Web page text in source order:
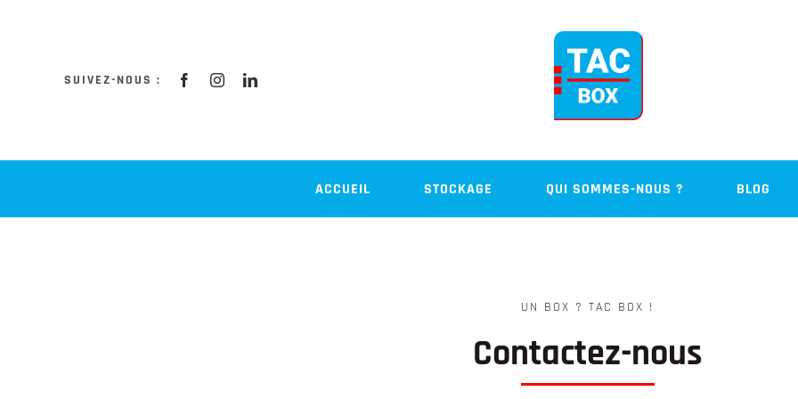
SUIVEZ-NOUS :
ACCUEIL STOCKAGE QUI SOMMES-NOUS ? BLOG
UN BOX ? TAC BOX !
Contactez-nous